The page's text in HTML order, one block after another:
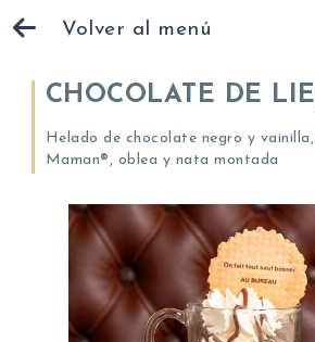
Volver al menú
CHOCOLATE DE
Helado de chocolate negro y
Maman®, oblea y nata montada